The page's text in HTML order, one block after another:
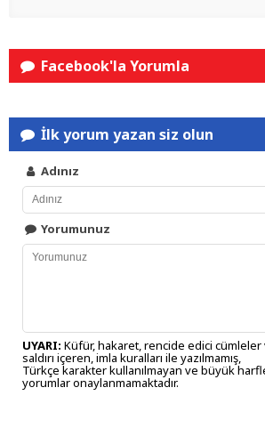
Facebook'la Yorumla
İlk yorum yazan siz olun
Adınız
Yorumunuz
UYARI: Küfür, hakaret, rencide edici cümleler
saldırı içeren, imla kuralları ile yazılmamış,
Türkçe karakter kullanılmayan ve büyük
yorumlar onaylanmamaktadır.